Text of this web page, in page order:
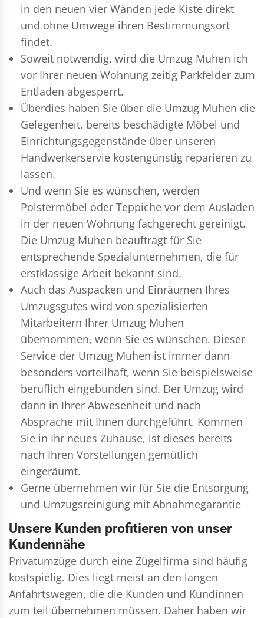
in den neuen vier Wänden jede Kiste direkt
und ohne Umwege ihren Bestimmungsort
findet.
Soweit notwendig, wird die Umzug Muhen ich
vor Ihrer neuen Wohnung zeitig Parkfelder zum
Entladen abgesperrt.
Überdies haben Sie über die Umzug Muhen die
Gelegenheit, bereits beschädigte Möbel und
Einrichtungsgegenstände über unseren
Handwerkerservie kostengünstig reparieren zu
lassen.
Und wenn Sie es wünschen, werden
Polstermöbel oder Teppiche vor dem Ausladen
in der neuen Wohnung fachgerecht gereinigt.
Die Umzug Muhen beauftragt für Sie
entsprechende Spezialunternehmen, die für
erstklassige Arbeit bekannt sind.
Auch das Auspacken und Einräumen Ihres
Umzugsgutes wird von spezialisierten
Mitarbeitern Ihrer Umzug Muhen
übernommen, wenn Sie es wünschen. Dieser
Service der Umzug Muhen ist immer dann
besonders vorteilhaft, wenn Sie beispielsweise
beruflich eingebunden sind. Der Umzug wird
dann in Ihrer Abwesenheit und nach
Absprache mit Ihnen durchgeführt. Kommen
Sie in Ihr neues Zuhause, ist dieses bereits
nach Ihren Vorstellungen gemütlich
eingeräumt.
Gerne übernehmen wir für Sie die Entsorgung
und Umzugsreinigung mit Abnahmegarantie
Unsere Kunden profitieren von unser
Kundennähe
Privatumzüge durch eine Zügelfirma sind häufig
kostspielig. Dies liegt meist an den langen
Anfahrtswegen, die die Kunden und Kundinnen
zum teil übernehmen müssen. Daher haben wir